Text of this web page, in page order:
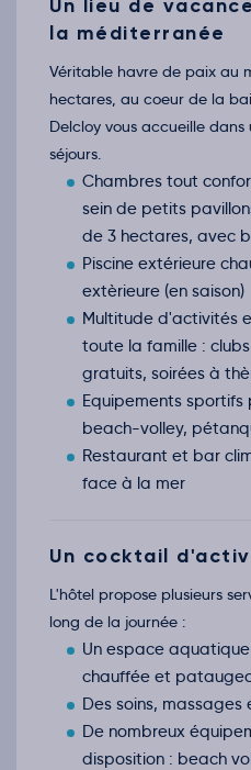
Mar.
13
113€/pers
Mer.
oct.
113€/pers
Jeu.
15
oct.
Ven.
113€ /pers
oct.
125€ /pers
oct.
125€ /pers
125€ /pers
Mar.
125€ /pers
Mer.
oct.
23
oct.
125€ /pers
Sam.
oct.
/pers
oct.
119€ /pers
Lun.
119€ /pers
Un lieu de
la méditerranée
Véritable havre de paix au
hectares, au coeur de la
Delcloy vous accueille
séjours.
Chambres tout
sein de petits
de 3 hectares, avec
Piscine extérieure
extèrieure (en saison)
Multitude d'activités
toute la famille :
gratuits, soirées à
Equipements sportifs
beach-volley,
Restaurant et bar
face à la mer
Un cocktail
L'hôtel propose plusieurs
long de la journée :
Un espace
chauffée et
Des soins, massages
De nombreux
disposition : beach